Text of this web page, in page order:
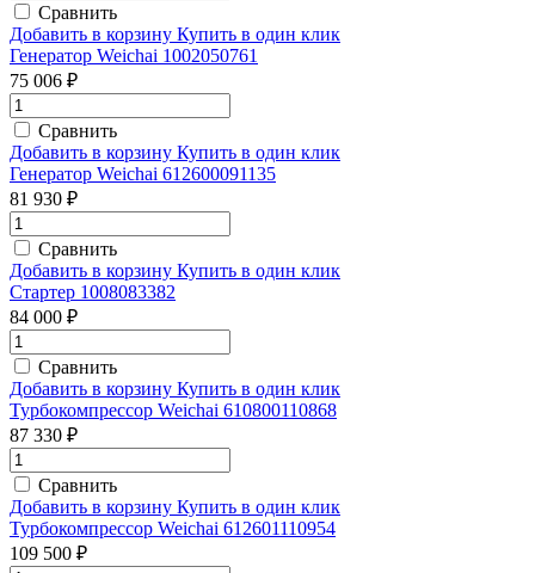
Сравнить
Добавить в корзину Купить в один клик
Генератор Weichai 1002050761
75 006 ₽
Сравнить
Добавить в корзину Купить в один клик
Генератор Weichai 612600091135
81 930 ₽
Сравнить
Добавить в корзину Купить в один клик
Стартер 1008083382
84 000 ₽
Сравнить
Добавить в корзину Купить в один клик
Турбокомпрессор Weichai 610800110868
87 330 ₽
Сравнить
Добавить в корзину Купить в один клик
Турбокомпрессор Weichai 612601110954
109 500 ₽